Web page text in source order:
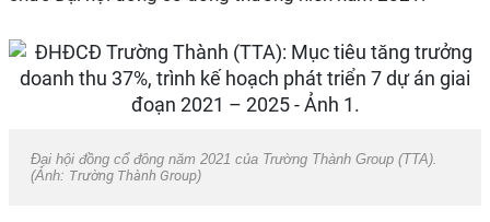
Đại hội đồng cổ đông năm 2021 của Trường Thành Group (TTA).
(Ảnh: Trường Thành Group)